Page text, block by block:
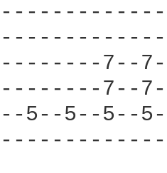
7--
7--
5--5--5--